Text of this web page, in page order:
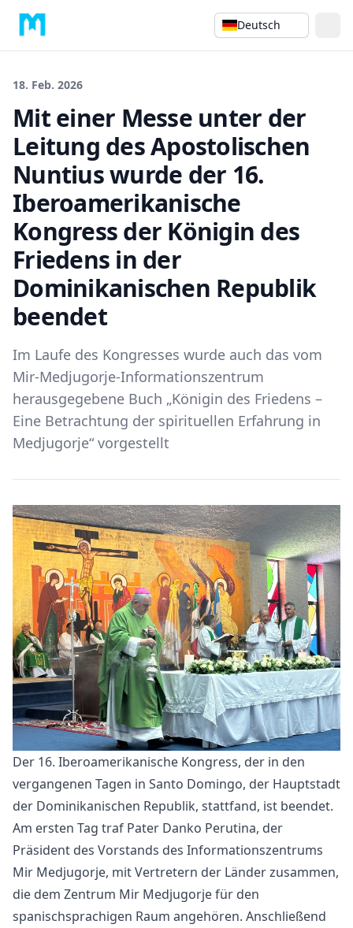
Deutsch
18. Feb. 2026
Mit einer Messe unter der
Leitung des Apostolischen
Nuntius wurde der 16.
Iberoamerikanische
Kongress der Königin des
Friedens in der
Dominikanischen Republik
beendet
Im Laufe des Kongresses wurde auch das vom
Mir-Medjugorje-Informationszentrum
herausgegebene Buch „Königin des Friedens –
Eine Betrachtung der spirituellen Erfahrung in
Medjugorje“ vorgestellt
Der 16. Iberoamerikanische Kongress, der in den
vergangenen Tagen in Santo Domingo, der Hauptstadt
der Dominikanischen Republik, stattfand, ist beendet.
Am ersten Tag traf Pater Danko Perutina, der
Präsident des Vorstands des Informationszentrums
Mir Medjugorje, mit Vertretern der Länder zusammen,
die dem Zentrum Mir Medjugorje für den
spanischsprachigen Raum angehören. Anschließend